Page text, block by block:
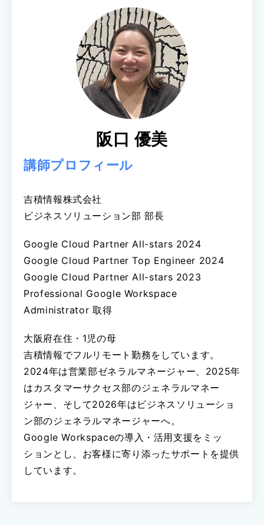
阪口 優美
講師プロフィール
吉積情報株式会社
ビジネスソリューション部 部長
Google Cloud Partner All-stars 2024
Google Cloud Partner Top Engineer 2024
Google Cloud Partner All-stars 2023
Professional Google Workspace
Administrator 取得
大阪府在住・1児の母
吉積情報でフルリモート勤務をしています。
2024年は営業部ゼネラルマネージャー、2025年
はカスタマーサクセス部のジェネラルマネー
ジャー、そして2026年はビジネスソリューショ
ン部のジェネラルマネージャーへ。
Google Workspaceの導入・活用支援をミッ
ションとし、お客様に寄り添ったサポートを提供
しています。